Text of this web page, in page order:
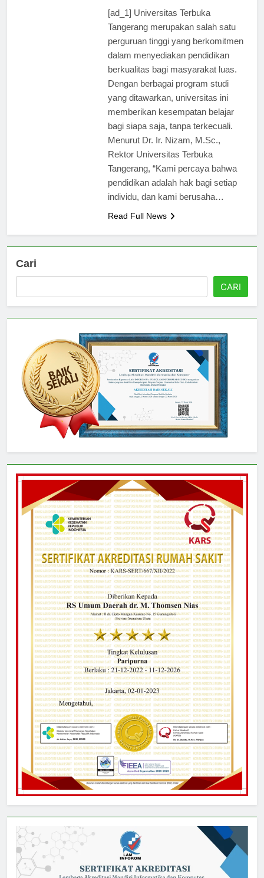
[ad_1] Universitas Terbuka
Tangerang merupakan salah satu
perguruan tinggi yang berkomitmen
dalam menyediakan pendidikan
berkualitas bagi masyarakat luas.
Dengan berbagai program studi
yang ditawarkan, universitas ini
memberikan kesempatan belajar
bagi siapa saja, tanpa terkecuali.
Menurut Dr. Ir. Nizam, M.Sc.,
Rektor Universitas Terbuka
Tangerang, “Kami percaya bahwa
pendidikan adalah hak bagi setiap
Cari
CARI